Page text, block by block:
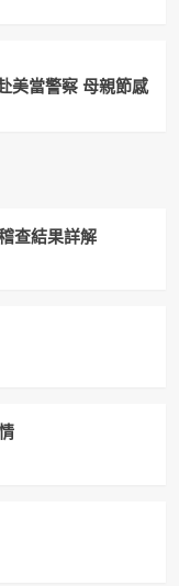
美當警察 母親節感
查結果詳解